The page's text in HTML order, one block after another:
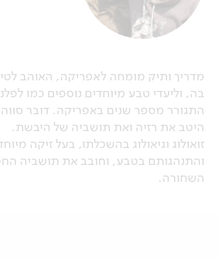
מדריך ותיק מומחה לאפריקה, האוהב
בה, וליעדי טבע מיוחדים נוספים כמו
התגורר מספר שנים באפריקה. דובר
היטב את רזיה ואת תושביה של היבשת.
זואולוג וגיאולוג בהשכלתו, בעל זיקה
והתנהגותם בטבע, וחובב את תושביה
השחורה.